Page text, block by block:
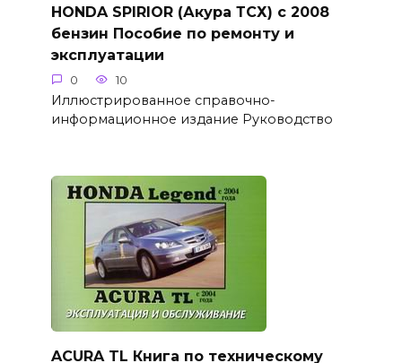
HONDA SPIRIOR (Акура ТСХ) с 2008
бензин Пособие по ремонту и
эксплуатации
0 10
Иллюстрированное справочно-
информационное издание Руководство
ACURA TL Книга по техническому